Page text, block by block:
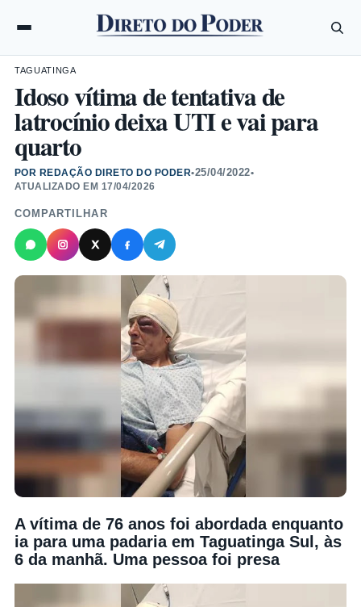
TAGUATINGA
Idoso vítima de tentativa de
latrocínio deixa UTI e vai para
quarto
POR REDAÇÃO DIRETO DO PODER•25/04/2022•
ATUALIZADO EM 17/04/2026
COMPARTILHAR
A vítima de 76 anos foi abordada enquanto
ia para uma padaria em Taguatinga Sul, às
6 da manhã. Uma pessoa foi presa